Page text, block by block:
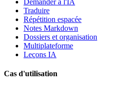
Traduire
Répétition espacée
Notes Markdown
Dossiers et organisation
Multiplateforme
Leçons IA
Cas d'utilisation